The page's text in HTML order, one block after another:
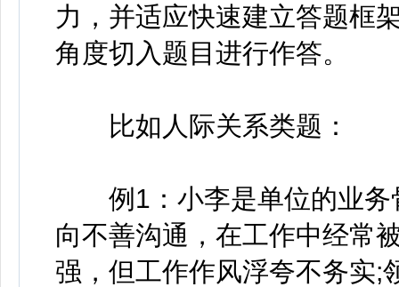
力，并适应快速建立答题框
角度切入题目进行作答。
比如人际关系类题：
例1：小李是单位的业务
向不善沟通，在工作中经常
强，但工作作风浮夸不务实;